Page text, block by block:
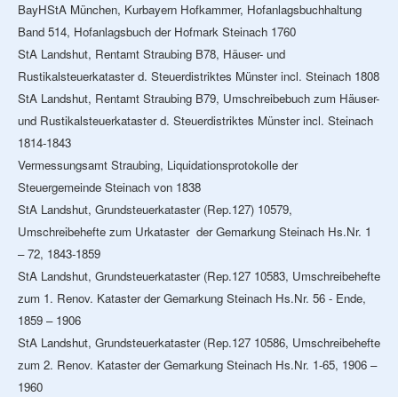
BayHStA München, Kurbayern Hofkammer, Hofanlagsbuchhaltung
Band 514, Hofanlagsbuch der Hofmark Steinach 1760
StA Landshut, Rentamt Straubing B78, Häuser- und
Rustikalsteuerkataster d. Steuerdistriktes Münster incl. Steinach 1808
StA Landshut, Rentamt Straubing B79, Umschreibebuch zum Häuser-
und Rustikalsteuerkataster d. Steuerdistriktes Münster incl. Steinach
1814-1843
Vermessungsamt Straubing, Liquidationsprotokolle der
Steuergemeinde Steinach von 1838
StA Landshut, Grundsteuerkataster (Rep.127) 10579,
Umschreibehefte zum Urkataster der Gemarkung Steinach Hs.Nr. 1
– 72, 1843-1859
StA Landshut, Grundsteuerkataster (Rep.127 10583, Umschreibehefte
zum 1. Renov. Kataster der Gemarkung Steinach Hs.Nr. 56 - Ende,
1859 – 1906
StA Landshut, Grundsteuerkataster (Rep.127 10586, Umschreibehefte
zum 2. Renov. Kataster der Gemarkung Steinach Hs.Nr. 1-65, 1906 –
1960